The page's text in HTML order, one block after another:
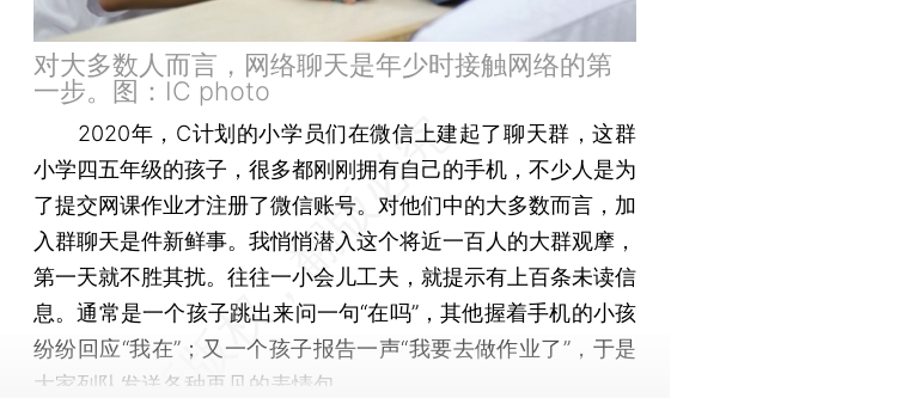
对大多数人而言，网络聊天是年少时接触网络的第
一步。图：IC photo
2020年，C计划的小学员们在微信上建起了聊天群，这群
小学四五年级的孩子，很多都刚刚拥有自己的手机，不少人是为
了提交网课作业才注册了微信账号。对他们中的大多数而言，加
入群聊天是件新鲜事。我悄悄潜入这个将近一百人的大群观摩，
第一天就不胜其扰。往往一小会儿工夫，就提示有上百条未读信
息。通常是一个孩子跳出来问一句“在吗”，其他握着手机的小孩
纷纷回应“我在”；又一个孩子报告一声“我要去做作业了”，于是
大家列队发送各种再见的表情包。